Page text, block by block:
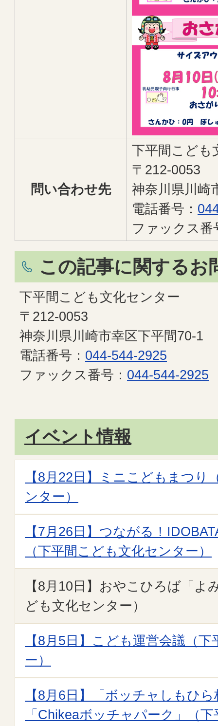
問い合わせ先
下平間こども
〒212-0053
神奈川県川崎
電話番号：
ファックス番
この記事に関するお
下平間こども文化センター
〒212-0053
神奈川県川崎市幸区下平間70-1
電話番号： 044-544-2925
ファックス番号： 044-544-2925
イベント情報
【8月22日】ミニこどもまつり
ンター）
【7月26日】つながる！
（下平間こども文化センター）
【8月10日】おやこひろば「よ
ども文化センター）
【8月5日】こども運営会議（
ー）
【8月6日】「ボッチャしもひ
「Chikeaボッチャパーク」（